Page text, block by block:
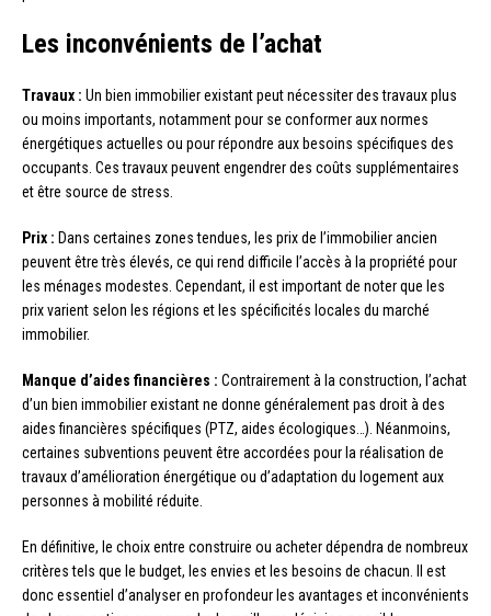
Les inconvénients de l’achat
Travaux : Un bien immobilier existant peut nécessiter des travaux plus
ou moins importants, notamment pour se conformer aux normes
énergétiques actuelles ou pour répondre aux besoins spécifiques des
occupants. Ces travaux peuvent engendrer des coûts supplémentaires
et être source de stress.
Prix : Dans certaines zones tendues, les prix de l’immobilier ancien
peuvent être très élevés, ce qui rend difficile l’accès à la propriété pour
les ménages modestes. Cependant, il est important de noter que les
prix varient selon les régions et les spécificités locales du marché
immobilier.
Manque d’aides financières : Contrairement à la construction, l’achat
d’un bien immobilier existant ne donne généralement pas droit à des
aides financières spécifiques (PTZ, aides écologiques…). Néanmoins,
certaines subventions peuvent être accordées pour la réalisation de
travaux d’amélioration énergétique ou d’adaptation du logement aux
personnes à mobilité réduite.
En définitive, le choix entre construire ou acheter dépendra de nombreux
critères tels que le budget, les envies et les besoins de chacun. Il est
donc essentiel d’analyser en profondeur les avantages et inconvénients